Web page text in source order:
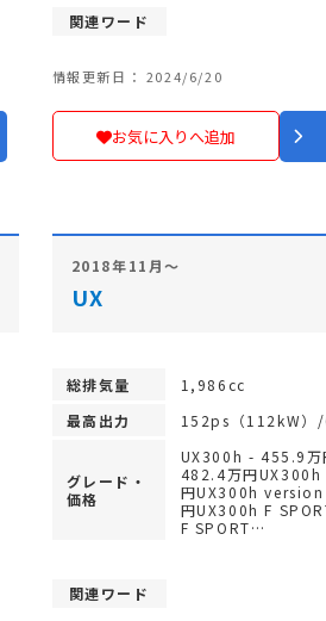
情報更新日： 2024/6/20
お気に入りへ追加
関連ワード
2018年11月～
UX
総排気量
1,986cc
最高出力
152ps（112kW）
グレード・
価格
UX300h - 455.9万
482.4万円
円UX300h
円UX300h F
F SPORT…
関連ワード